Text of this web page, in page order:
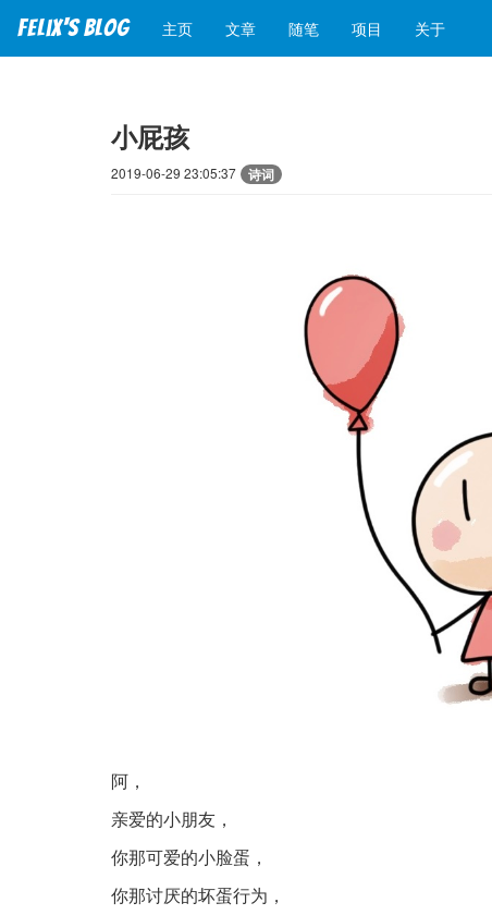
Felix's blog 主页 文章 随笔 项目 关于
小屁孩
2019-06-29 23:05:37 诗词
阿，
亲爱的小朋友，
你那可爱的小脸蛋，
你那讨厌的坏蛋行为，